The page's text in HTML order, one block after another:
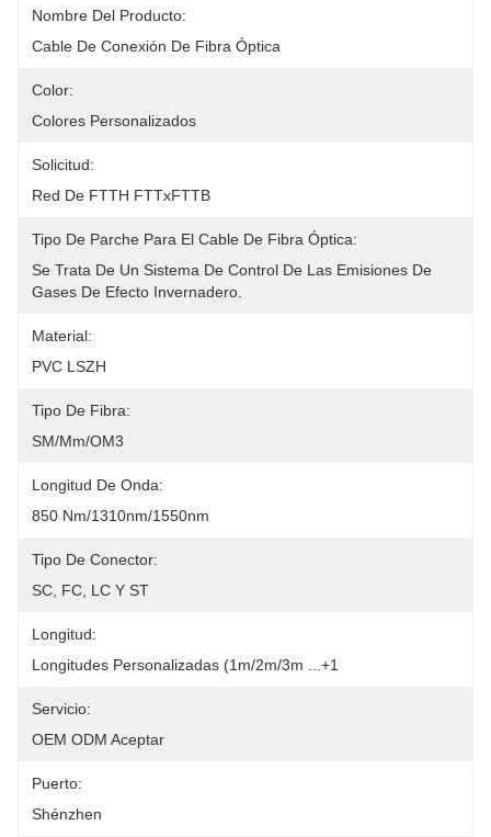
Nombre Del Producto:
Cable De Conexión De Fibra Óptica
Color:
Colores Personalizados
Solicitud:
Red De FTTH FTTxFTTB
Tipo De Parche Para El Cable De Fibra Óptica:
Se Trata De Un Sistema De Control De Las Emisiones De
Gases De Efecto Invernadero.
Material:
PVC LSZH
Tipo De Fibra:
SM/mm/OM3
Longitud De Onda:
850 Nm/1310nm/1550nm
Tipo De Conector:
SC, FC, LC Y ST
Longitud:
Longitudes Personalizadas (1m/2m/3m ...+1
Servicio:
OEM ODM Aceptar
Puerto:
Shénzhen